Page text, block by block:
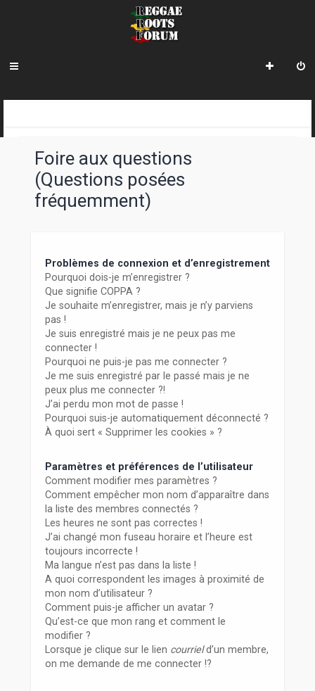
Foire aux questions
(Questions posées
fréquemment)
Problèmes de connexion et d’enregistrement
Pourquoi dois-je m’enregistrer ?
Que signifie COPPA ?
Je souhaite m’enregistrer, mais je n’y parviens
pas !
Je suis enregistré mais je ne peux pas me
connecter !
Pourquoi ne puis-je pas me connecter ?
Je me suis enregistré par le passé mais je ne
peux plus me connecter ?!
J’ai perdu mon mot de passe !
Pourquoi suis-je automatiquement déconnecté ?
À quoi sert « Supprimer les cookies » ?
Paramètres et préférences de l’utilisateur
Comment modifier mes paramètres ?
Comment empêcher mon nom d’apparaître dans
la liste des membres connectés ?
Les heures ne sont pas correctes !
J’ai changé mon fuseau horaire et l’heure est
toujours incorrecte !
Ma langue n’est pas dans la liste !
A quoi correspondent les images à proximité de
mon nom d’utilisateur ?
Comment puis-je afficher un avatar ?
Qu’est-ce que mon rang et comment le
modifier ?
Lorsque je clique sur le lien courrield’un membre,
on me demande de me connecter !?